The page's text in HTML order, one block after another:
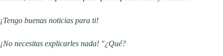
¡Tengo buenas noticias para ti!
¡No necesitas explicarles nada! "¿Qué?